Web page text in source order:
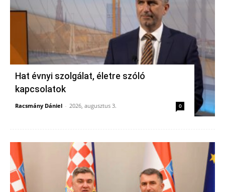
Hat évnyi szolgálat, életre szóló
kapcsolatok
Racsmány Dániel - 2026, augusztus 3. 0